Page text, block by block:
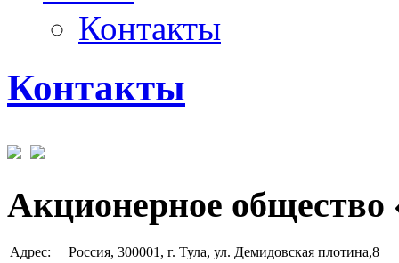
Контакты
Контакты
Акционерное общество
Адрес:
Россия, 300001, г. Тула, ул. Демидовская плотина,8